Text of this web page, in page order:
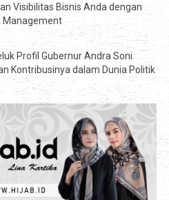
Visibilitas Bisnis Anda dengan
Management
Profil Gubernur Andra Soni
Kontribusinya dalam Dunia Politik